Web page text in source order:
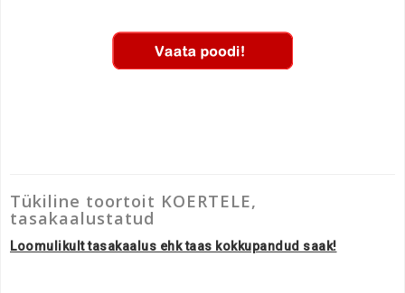
Tükiline toortoit KOERTELE,
tasakaalustatud
Loomulikult tasakaalus ehk taas kokkupandud saak!